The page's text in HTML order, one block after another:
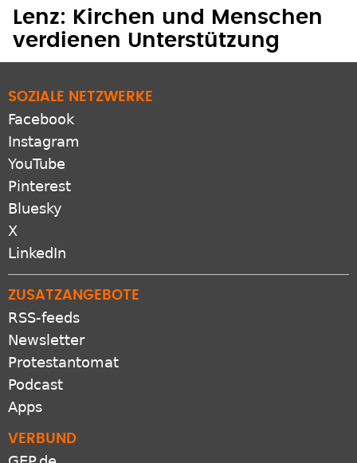
Lenz: Kirchen und Menschen
verdienen Unterstützung
SOZIALE NETZWERKE
Facebook
Instagram
YouTube
Pinterest
Bluesky
X
LinkedIn
ZUSATZANGEBOTE
RSS-feeds
Newsletter
Protestantomat
Podcast
Apps
VERBUND